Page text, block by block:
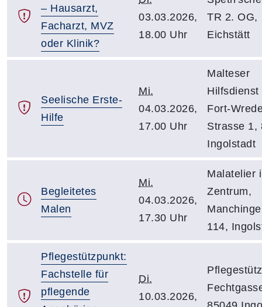
– Hausarzt,
Facharzt, MVZ
oder Klinik?
03.03.2026,
18.00 Uhr
TR 2. OG,
Eichstätt
Seelische Erste-
Hilfe
Mi.
04.03.2026,
17.00 Uhr
Malteser
Hilfsdienst
Fort-
Strasse 1,
Ingolstadt
Begleitetes
Malen
Mi.
04.03.2026,
17.30 Uhr
Malatelier
Zentrum,
114,
Pflegestützpunkt:
Fachstelle für
pflegende
Di.
10.03.2026,